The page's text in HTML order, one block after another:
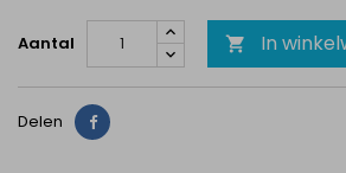
Aantal  In
Delen Delen